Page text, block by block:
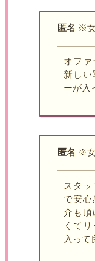
匿名 ※
オファ
新しい
ーが入
匿名 ※
スタ
で安心
介も頂
くて
入って